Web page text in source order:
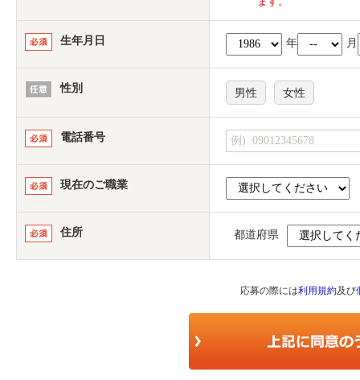
生年月日 年 月
性別 男性 女性
電話番号
現在のご職業
住所 都道府県
応募の際には利用規約及び